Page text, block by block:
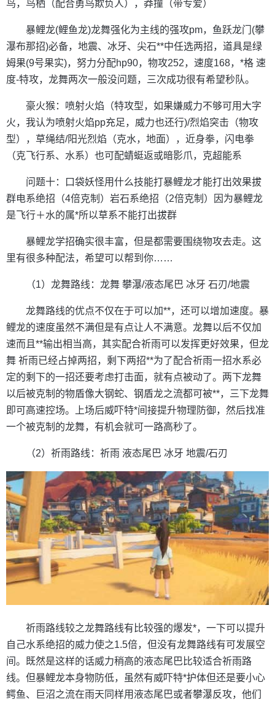
鸟，鸟栖（配合勇鸟欺负人），莽撞（带专爱）
暴鲤龙(鲤鱼龙)龙舞强化为主线的强攻pm，鱼跃龙门(攀
瀑布那招)必备，地震、冰牙、尖石**中任选两招，道具是绿
姆果(9号果实)，努力分配hp90，物攻252，速度168，*格 速
度-特攻，龙舞两次一般没问题，三次成功很有希望秒队。
豪火猴：喷射火焰（特攻型，如果嫌威力不够可用大字
火，我认为喷射火焰pp充足，威力也还行)/烈焰突击（物攻
型），草绳结/阳光烈焰（克水，地面），近身拳，闪电拳
（克飞行系、水系）也可配蜻蜓返或暗影爪，克超能系
问题十：口袋妖怪用什么技能打暴鲤龙才能打出效果拔
群电系绝招（4倍克制）岩石系绝招（2倍克制）因为暴鲤龙
是飞行＋水的属*所以草系不能打出拔群
暴鲤龙学招确实很丰富，但是都需要围绕物攻去走。这
里有很多种配法，希望可以帮到你……
（1）龙舞路线：龙舞 攀瀑/液态尾巴 冰牙 石刃/地震
龙舞路线的优点不仅在于可以加**，还可以增加速度。暴
鲤龙的速度虽然不满但是有点让人不满意。龙舞以后不仅加
速而且**输出相当高，其实配合祈雨可以发挥更好效果，但龙
舞 祈雨已经占掉两招，剩下两招**为了配合祈雨一招水系必
定的剩下的一招还要考虑打击面，就有点被动了。两下龙舞
以后被克制的物盾像大钢蛇、钢盾龙之流都可被**，三下龙舞
即可高速控场。上场后威吓特*间接提升物理防御，然后找准
一个被克制的龙舞，有机会就可一路高秒了。
（2）祈雨路线：祈雨 液态尾巴 冰牙 地震/石刃
祈雨路线较之龙舞路线有比较强的爆发*，一下可以提升
自己水系绝招的威力使之1.5倍，但没有龙舞路线有可发展空
间。既然是这样的话威力稍高的液态尾巴比较适合祈雨路
线。但暴鲤龙本身物防低，虽然有威吓特*护体但还是要小心
鳄鱼、巨沼之流在雨天同样用液态尾巴或者攀瀑反攻，他们